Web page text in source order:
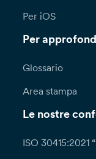
Per iOS
Per
Glossario
Area stampa
Le nostre
ISO 30415:2021